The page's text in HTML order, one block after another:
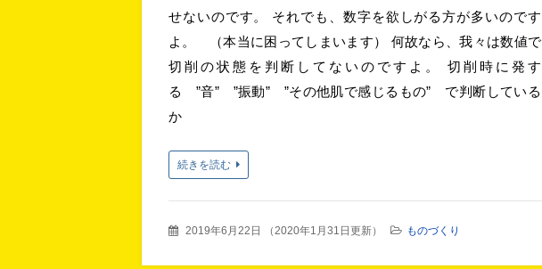
せないのです。 それでも、数字を欲しがる方が多いのです
よ。 （本当に困ってしまいます） 何故なら、我々は数値で
切削の状態を判断してないのですよ。 切削時に発す
る ”音” ”振動” ”その他肌で感じるもの” で判断している
か
続きを読む
2019年6月22日 （2020年1月31日更新） ものづくり